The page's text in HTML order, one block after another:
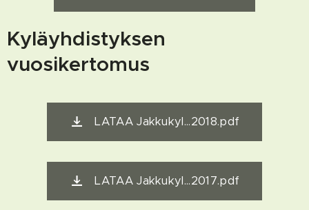
Kyläyhdistyksen
vuosikertomus
LATAA Jakkukyl...2018.pdf
LATAA Jakkukyl...2017.pdf